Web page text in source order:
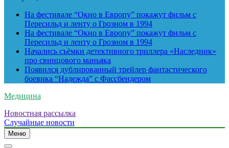
На фестивале “Окно в Европу” покажут фильм с
Пересильд и ленту о Грозном в 1994
На фестивале “Окно в Европу” покажут фильм с
Пересильд и ленту о Грозном в 1994
Начались съёмки детективного триллера «Наследник»
про свинцового маньяка
Появился дублированный трейлер фантастического
боевика “Надежда” с Фассбендером
Медицина
Новостная рассылка
Случайные новости
Меню